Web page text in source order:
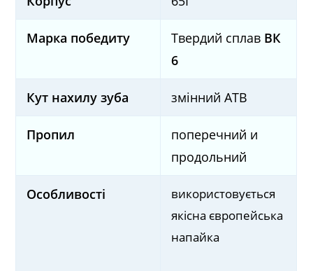
Марка победиту Твердий сплав ВК
6
Кут нахилу зуба змінний ATB
Пропил
поперечний и
продольний
Особливості
використовується
якісна європейська
напайка